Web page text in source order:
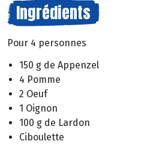
Ingrédients
Pour 4 personnes
150 g de Appenzel
4 Pomme
2 Oeuf
1 Oignon
100 g de Lardon
Ciboulette